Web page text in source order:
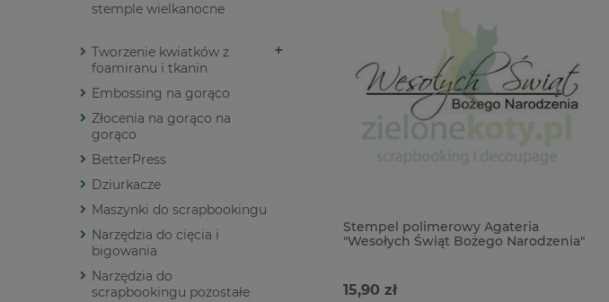
stemple wielkanocne
Tworzenie kwiatków z
foamiranu i tkanin
Embossing na gorąco
Złocenia na gorąco na
gorąco
BetterPress
Dziurkacze
Maszynki do scrapbookingu
Narzędzia do cięcia i
bigowania
Narzędzia do
scrapbookingu pozostałe
Stempel polimerowy Agateria
"Wesołych Świąt Bożego Narodzenia"
15,90 zł